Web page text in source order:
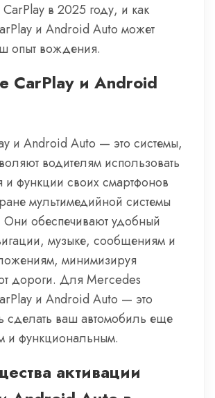
в 2025 году, и как
и Android Auto может
опыт вождения.
CarPlay и Android
и Android Auto — это системы,
водителям использовать
функции своих смартфонов
мультимедийной системы
Они обеспечивают удобный
музыке, сообщениям и
минимизируя
дороги. Для Mercedes
и Android Auto — это
сделать ваш автомобиль еще
и функциональным.
активации